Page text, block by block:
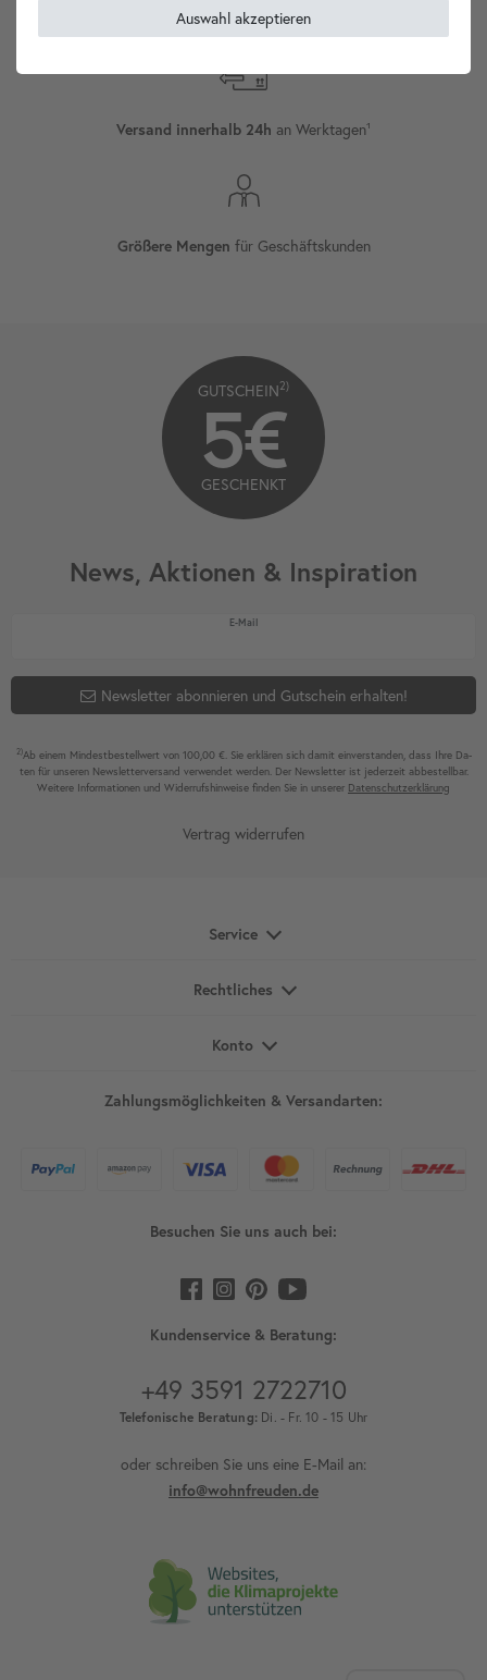
InternationalerVersand
Versand innerhalb 24h an Werktagen¹
Größere Mengen für Geschäftskunden
News, Aktionen & Inspiration
E-MailNewsletter Honig
Newsletter abonnieren und Gutschein erhalten!
2)Ab einem Mindest­bestell­wert von 100,00 €. Sie erklären sich damit ein­ver­standen, dass Ihre Da­
ten für unseren News­letter­versand ver­wen­det werden. Der News­letter ist jeder­zeit ab­bestel­lbar.
Weitere Infor­mationen und Wider­rufshin­weise finden Sie in unserer Daten­schutz­erklärung
GUTSCHEIN2)
5€
GESCHENKT
Vertrag widerrufen
Service
Rechtliches
Konto
Zahlungsmöglichkeiten & Versandarten:
Besuchen Sie uns auch bei:
Kundenservice & Beratung:
+49 3591 2722710
Telefonische Beratung: Di. - Fr. 10 - 15 Uhr
oder schreiben Sie uns eine E-Mail an:
info@wohnfreuden.de
Auswahl akzeptieren